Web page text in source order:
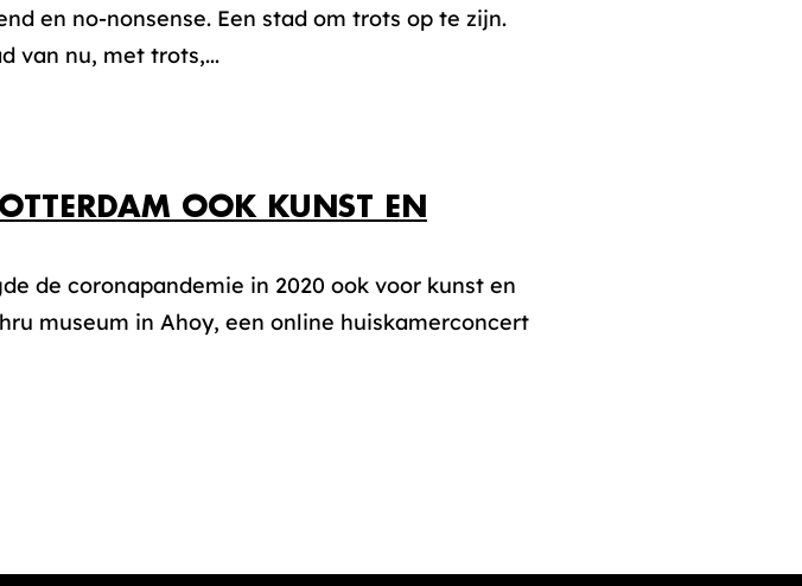
en no-nonsense. Een stad om trots op te zijn.
van nu, met trots,...
OOK KUNST EN
de coronapandemie in 2020 ook voor kunst en
museum in Ahoy, een online huiskamerconcert